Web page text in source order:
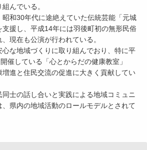
んでいる。
昭和30年代に途絶えていた伝統芸能「元城
支援し、平成14年には羽後町初の無形民俗
現在も公演が行われている。
心な地域づくりに取り組んでおり、特に平
催している「心とからだの健康教室」
増進と住民交流の促進に大きく貢献してい
士の話し合いと実践による地域コミュニ
、県内の地域活動のロールモデルとされて